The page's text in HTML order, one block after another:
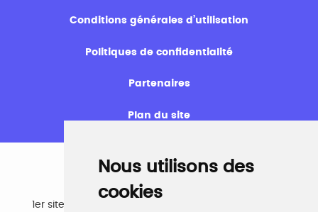
Nous utilisons des
cookies
Conditions générales d’utilisation
Politiques de confidentialité
Partenaires
Plan du site
Emploi
1er site emploi du secteur culturel 784.000 visites et